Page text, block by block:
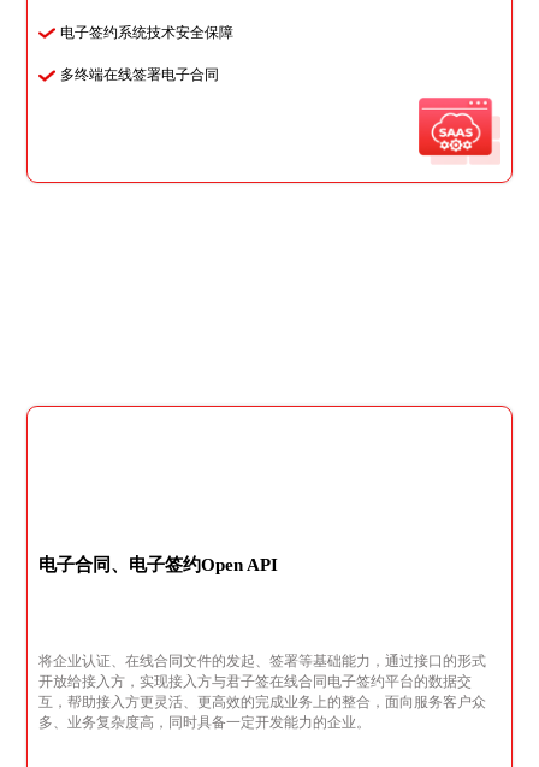
电子签约系统技术安全保障
多终端在线签署电子合同
电子合同、电子签约Open API
将企业认证、在线合同文件的发起、签署等基础能力，通过接口的形式
开放给接入方，实现接入方与君子签在线合同电子签约平台的数据交
互，帮助接入方更灵活、更高效的完成业务上的整合，面向服务客户众
多、业务复杂度高，同时具备一定开发能力的企业。